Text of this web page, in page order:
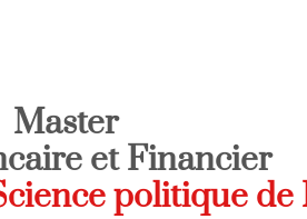
Master
et Financier
politique